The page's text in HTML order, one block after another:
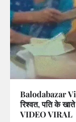
Balodabazar
रिश्वत, पति के
VIDEO VIRAL